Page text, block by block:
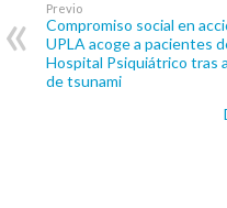
Previo
Compromiso social en
UPLA acoge a pacientes
Hospital Psiquiátrico tras
de tsunami